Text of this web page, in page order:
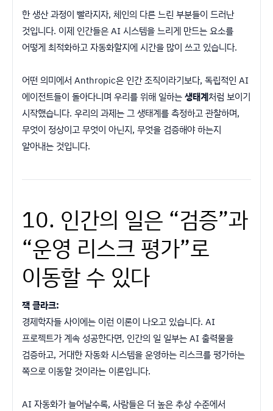
한 생산 과정이 빨라지자, 체인의 다른 느린 부분들이 드러난
것입니다. 이제 인간들은 AI 시스템을 느리게 만드는 요소를
어떻게 최적화하고 자동화할지에 시간을 많이 쓰고 있습니다.
어떤 의미에서 Anthropic은 인간 조직이라기보다, 독립적인 AI
에이전트들이 돌아다니며 우리를 위해 일하는생태계처럼 보이기
시작했습니다. 우리의 과제는 그 생태계를 측정하고 관찰하며,
무엇이 정상이고 무엇이 아닌지, 무엇을 검증해야 하는지
알아내는 것입니다.
10. 인간의 일은 “검증”과
“운영 리스크 평가”로
이동할 수 있다
잭 클라크:
경제학자들 사이에는 이런 이론이 나오고 있습니다. AI
프로젝트가 계속 성공한다면, 인간의 일 일부는 AI 출력물을
검증하고, 거대한 자동화 시스템을 운영하는 리스크를 평가하는
쪽으로 이동할 것이라는 이론입니다.
AI 자동화가 늘어날수록, 사람들은 더 높은 추상 수준에서